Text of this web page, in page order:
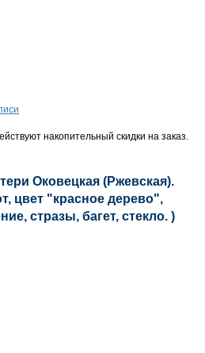
накопительный скидки на заказ.
Оковецкая (Ржевская).
цвет "красное дерево",
стразы, багет, стекло. )